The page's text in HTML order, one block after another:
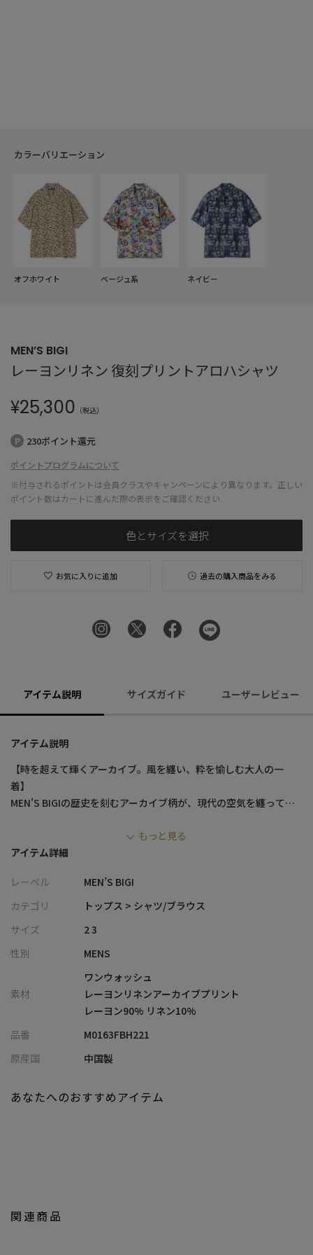
カラーバリエーション
オフホワイト ベージュ系 ネイビー
MEN’S BIGI
レーヨンリネン 復刻プリントアロハシャツ
¥25,300 （税込）
230ポイント還元
ポイントプログラムについて
※付与されるポイントは会員クラスやキャンペーンにより異なります。正しい
ポイント数はカートに進んだ際の表示をご確認ください
色とサイズを選択
お気に入りに追加 過去の購入商品をみる
アイテム説明 サイズガイド ユーザーレビュー
アイテム説明
【時を超えて輝くアーカイブ。風を纏い、粋を愉しむ大人の一
着】
MEN'S BIGIの歴史を刻むアーカイブ柄が、現代の空気を纏って鮮
レーヨンリネンの贅沢な落ち感と、清涼な風が通り抜けるような
心地よさ。リゾートの開放感と都会的な品格を兼ね備えた、今を
【デザイン/素材】
BIGIオリジナルのグラフィック。 大切に保管されてきたその貴重
なアーカイブ柄を、今の感性でリバイバルした特別な一着です。
素材には、レーヨン90％・リネン10％をブレンドした「レーヨン
リネン」を贅沢に採用。 レーヨン特有の優雅なドレープ感に、リ
ネンらしいナチュラルな節と清涼感が絶妙に混ざり合い、奥行き
肌を滑るような質感は、一度袖を通せば虜になる心地よさ。真夏
の熱気さえも、軽やかにいなしてくれます。
アロハシャツ特有のゆったりとした開放感を大切にしながらも、
【ディテール】
もっと見る
アイテム詳細
レーベル
MEN’S BIGI
カテゴリ
トップス > シャツ/ブラウス
サイズ
2 3
性別
MENS
素材
ワンウォッシュ
レーヨンリネンアーカイブプリント
レーヨン90% リネン10%
品番
M0163FBH221
原産国
中国製
関連商品
あなたへのおすすめアイテム